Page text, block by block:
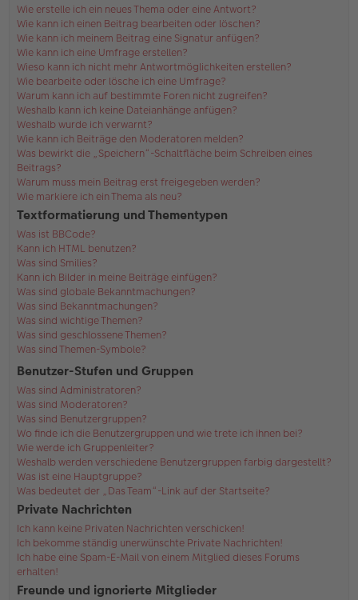
Wie erstelle ich ein neues Thema oder eine Antwort?
Wie kann ich einen Beitrag bearbeiten oder löschen?
Wie kann ich meinem Beitrag eine Signatur anfügen?
Wie kann ich eine Umfrage erstellen?
Wieso kann ich nicht mehr Antwortmöglichkeiten erstellen?
Wie bearbeite oder lösche ich eine Umfrage?
Warum kann ich auf bestimmte Foren nicht zugreifen?
Weshalb kann ich keine Dateianhänge anfügen?
Weshalb wurde ich verwarnt?
Wie kann ich Beiträge den Moderatoren melden?
Was bewirkt die „Speichern“-Schaltfläche beim Schreiben eines
Beitrags?
Warum muss mein Beitrag erst freigegeben werden?
Wie markiere ich ein Thema als neu?
Textformatierung und Thementypen
Was ist BBCode?
Kann ich HTML benutzen?
Was sind Smilies?
Kann ich Bilder in meine Beiträge einfügen?
Was sind globale Bekanntmachungen?
Was sind Bekanntmachungen?
Was sind wichtige Themen?
Was sind geschlossene Themen?
Was sind Themen-Symbole?
Benutzer-Stufen und Gruppen
Was sind Administratoren?
Was sind Moderatoren?
Was sind Benutzergruppen?
Wo finde ich die Benutzergruppen und wie trete ich ihnen bei?
Wie werde ich Gruppenleiter?
Weshalb werden verschiedene Benutzergruppen farbig dargestellt?
Was ist eine Hauptgruppe?
Was bedeutet der „Das Team“-Link auf der Startseite?
Private Nachrichten
Ich kann keine Privaten Nachrichten verschicken!
Ich bekomme ständig unerwünschte Private Nachrichten!
Ich habe eine Spam-E-Mail von einem Mitglied dieses Forums
erhalten!
Freunde und ignorierte Mitglieder